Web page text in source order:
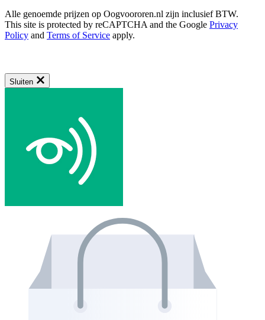
Alle genoemde prijzen op Oogvoororen.nl zijn inclusief BTW.
This site is protected by reCAPTCHA and the Google Privacy
Policy and Terms of Service apply.
Sluiten